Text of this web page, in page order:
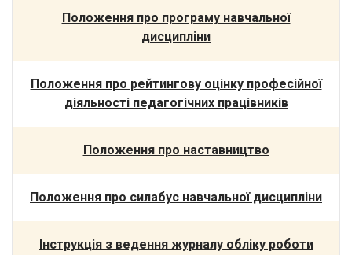
Положення про програму навчальної
дисципліни
Положення про рейтингову оцінку професійної
діяльності педагогічних працівників
Положення про наставництво
Положення про силабус навчальної дисципліни
Інструкція з ведення журналу обліку роботи